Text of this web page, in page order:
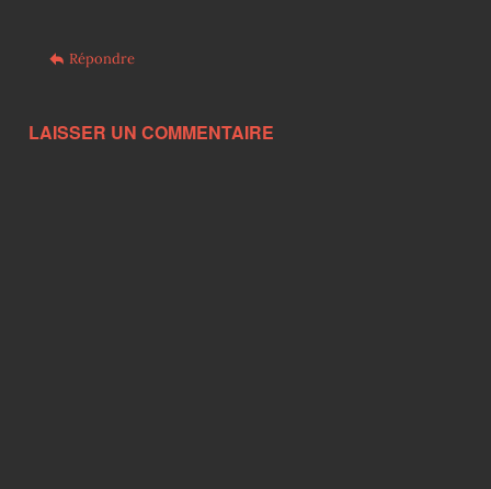
Répondre
LAISSER UN COMMENTAIRE